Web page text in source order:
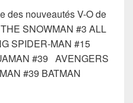
des nouveautés V-O de
SNOWMAN #3 ALL
SPIDER-MAN #15
#39 AVENGERS
#39 BATMAN
comics VO du 18 Février